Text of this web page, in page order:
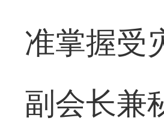
准掌握受
副会长兼